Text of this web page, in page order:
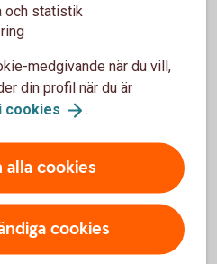
Den ränta du får kan
listräntor för
situation
till fastighetens
och statistik
medgivande när du vill,
din profil när du är
cookies .
alla cookies
cookies